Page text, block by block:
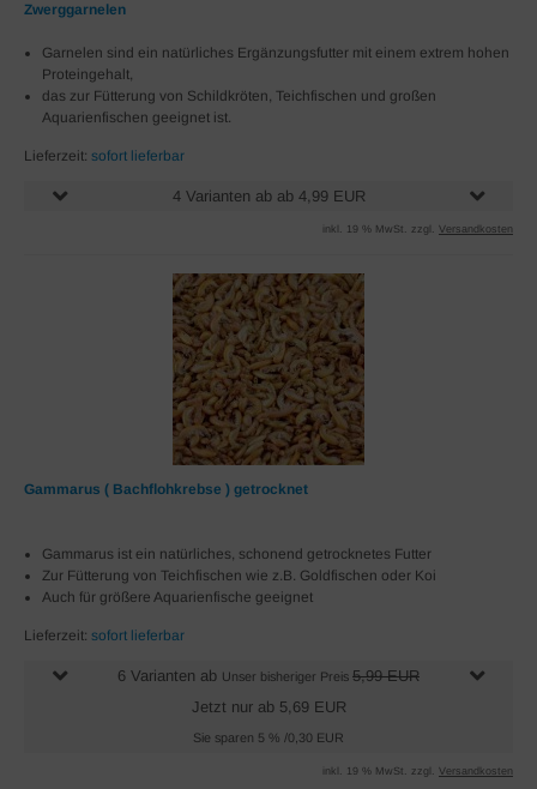
Zwerggarnelen
Garnelen sind ein natürliches Ergänzungsfutter mit einem extrem hohen
Proteingehalt,
das zur Fütterung von Schildkröten, Teichfischen und großen
Aquarienfischen geeignet ist.
Lieferzeit: sofort lieferbar
4 Varianten ab ab 4,99 EUR
inkl. 19 % MwSt. zzgl. Versandkosten
Gammarus ( Bachflohkrebse ) getrocknet
Gammarus ist ein natürliches, schonend getrocknetes Futter
Zur Fütterung von Teichfischen wie z.B. Goldfischen oder Koi
Auch für größere Aquarienfische geeignet
Lieferzeit: sofort lieferbar
6 Varianten ab Unser bisheriger Preis 5,99 EUR
Jetzt nur ab 5,69 EUR
Sie sparen 5 % /0,30 EUR
inkl. 19 % MwSt. zzgl. Versandkosten